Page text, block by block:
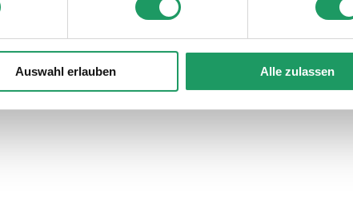
Auswahl erlauben Alle zulassen